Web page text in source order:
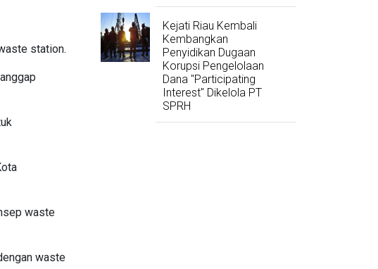
station.
waste
waste
Kejati Riau Kembali
Kembangkan
Penyidikan Dugaan
Korupsi Pengelolaan
Dana "Participating
Interest" Dikelola PT
SPRH